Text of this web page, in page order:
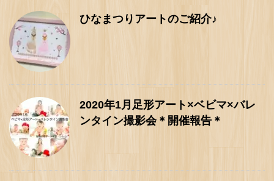
ひなまつりアートのご紹介♪
2020年1月足形アート×ベビマ×バレ
ンタイン撮影会＊開催報告＊